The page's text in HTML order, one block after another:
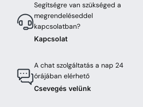
Segítségre van szükséged a
megrendeléseddel
kapcsolatban?
Kapcsolat
A chat szolgáltatás a nap 24
órájában elérhető
Csevegés velünk